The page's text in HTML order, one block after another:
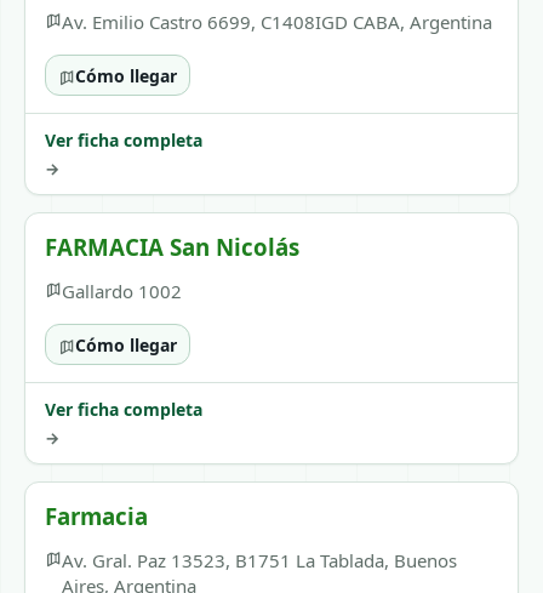
Av. Emilio Castro 6699, C1408IGD CABA, Argentina
Cómo llegar
Ver ficha completa
→
FARMACIA San Nicolás
Gallardo 1002
Cómo llegar
Ver ficha completa
→
Farmacia
Av. Gral. Paz 13523, B1751 La Tablada, Buenos
Aires, Argentina